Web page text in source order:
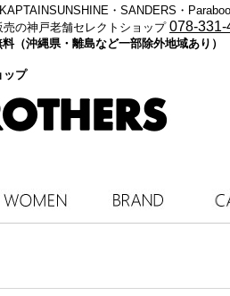
・SANDERS・
の神戸老舗セレクトショップ 078-331-
（沖縄県・離島など一部除外地域あり）
ップ